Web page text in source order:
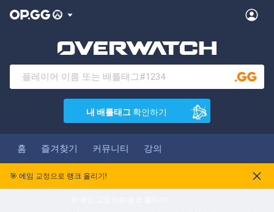
내 배틀태그확인하기
홈 즐겨찾기 커뮤니티 강의
🎯 에임 교정으로 랭크 올리기!